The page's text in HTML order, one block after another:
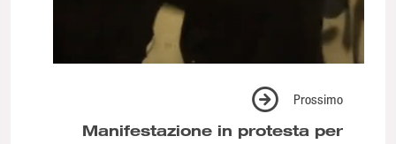
Prossimo
Manifestazione in protesta per